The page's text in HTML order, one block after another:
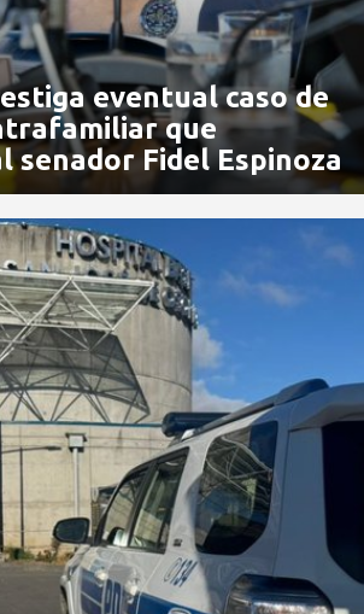
eventual caso de
que
senador Fidel Espinoza